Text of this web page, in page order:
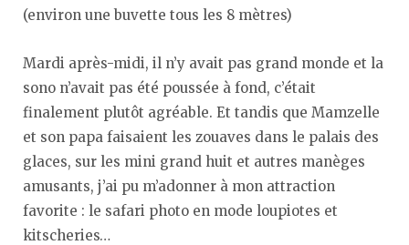
(environ une buvette tous les 8 mètres)
Mardi après-midi, il n’y avait pas grand monde et la
sono n’avait pas été poussée à fond, c’était
finalement plutôt agréable. Et tandis que Mamzelle
et son papa faisaient les zouaves dans le palais des
glaces, sur les mini grand huit et autres manèges
amusants, j’ai pu m’adonner à mon attraction
favorite : le safari photo en mode loupiotes et
kitscheries…